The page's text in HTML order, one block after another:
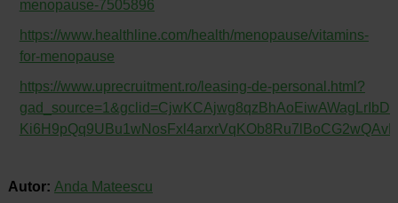
menopause-7505896
https://www.healthline.com/health/menopause/vitamins-
for-menopause
https://www.uprecruitment.ro/leasing-de-personal.html?
Autor: Anda Mateescu